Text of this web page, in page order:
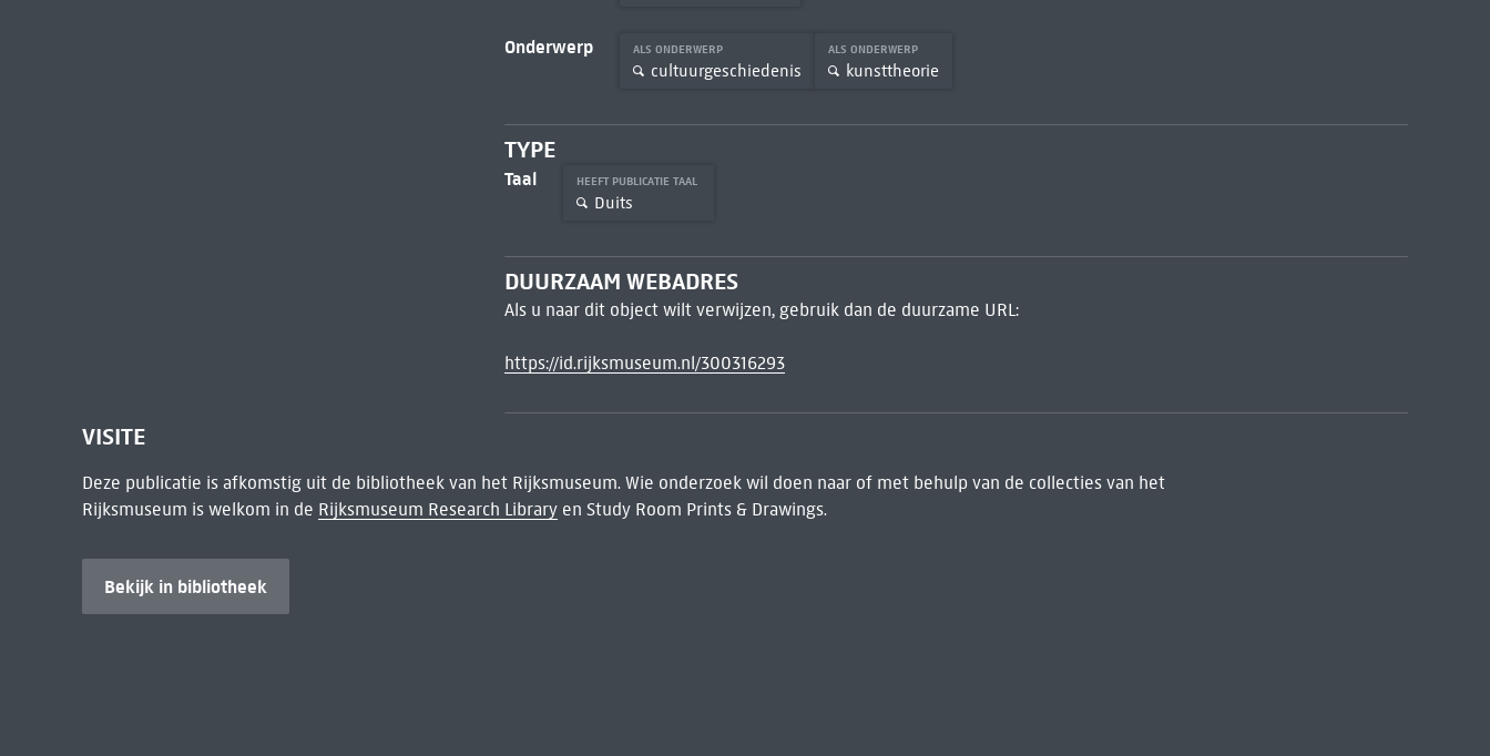
Onderwerp ALS ONDERWERP
cultuurgeschiedenis
ALS ONDERWERP
kunsttheorie
TYPE
Taal HEEFT PUBLICATIE TAAL
Duits
DUURZAAM WEBADRES
Als u naar dit object wilt verwijzen, gebruik dan de duurzame URL:
https://id.rijksmuseum.nl/300316293
VISITE
Deze publicatie is afkomstig uit de bibliotheek van het Rijksmuseum. Wie onderzoek wil doen naar of met behulp van de collecties van het
Rijksmuseum is welkom in de Rijksmuseum Research Libraryen Study Room Prints & Drawings.
Bekijk in bibliotheek